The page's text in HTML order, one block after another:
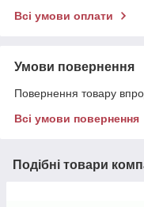
Всі умови оплати
Умови повернення
Повернення товару
Всі умови повернення
Подібні товари